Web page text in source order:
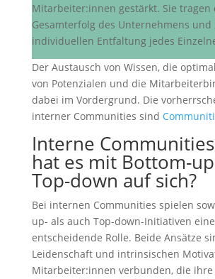
Mitarbeiter:innen gestärkt. Sie tragen
Gesamterfolg des Unternehmens und
individuellen Entfaltung jedes
Der Austausch von Wissen, die
von Potenzialen und die
dabei im Vordergrund. Die
interner Communities sind
Interne
hat es mit Bottom-
Top-down auf sich?
Bei internen Communities spielen
up- als auch Top-down-Initiativen eine
entscheidende Rolle. Beide Ansätze
Leidenschaft und intrinsischen
Mitarbeiter:innen verbunden, die ihre